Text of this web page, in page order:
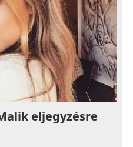
eljegyzésre